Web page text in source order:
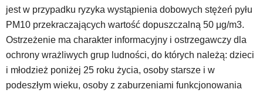
zatem
nawigacja
obsługiwana
jest
standardowy
sposób.
jest w przypadku ryzyka wystąpienia dobowych stężeń pyłu
PM10 przekraczających wartość dopuszczalną 50 μg/m3.
Ostrzeżenie ma charakter informacyjny i ostrzegawczy dla
ochrony wrażliwych grup ludności, do których należą: dzieci
i młodzież poniżej 25 roku życia, osoby starsze i w
podeszłym wieku, osoby z zaburzeniami funkcjonowania